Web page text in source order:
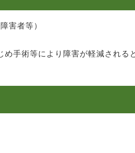
害者等）
手術等により障害が軽減される